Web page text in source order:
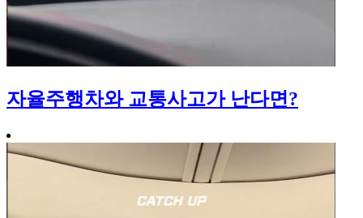
자율주행차와 교통사고가 난다면?